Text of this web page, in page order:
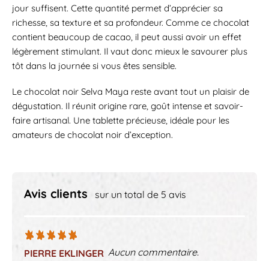
jour suffisent. Cette quantité permet d’apprécier sa
richesse, sa texture et sa profondeur. Comme ce chocolat
contient beaucoup de cacao, il peut aussi avoir un effet
légèrement stimulant. Il vaut donc mieux le savourer plus
tôt dans la journée si vous êtes sensible.
Le chocolat noir Selva Maya reste avant tout un plaisir de
dégustation. Il réunit origine rare, goût intense et savoir-
faire artisanal. Une tablette précieuse, idéale pour les
amateurs de chocolat noir d’exception.
Avis clients sur un total de 5 avis
PIERRE EKLINGER Aucun commentaire.